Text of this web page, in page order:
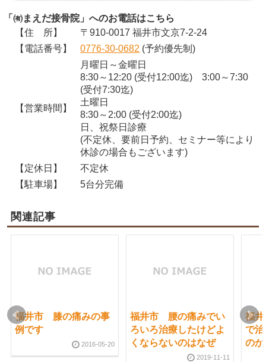
「㈲まえだ接骨院」へのお電話はこちら
【住 所】
〒910-0017 福井市文京7-2-24
【電話番号】
0776-30-0682 (予約優先制)
【営業時間】
月曜日～金曜日
8:30～12:20 (受付12:00迄) 3:00～7:30
(受付7:30迄)
土曜日
8:30～2:00 (受付2:00迄)
日、祝祭日診療
(不定休、要前日予約、セミナー等により
休診の場合もございます)
【定休日】
不定休
【駐車場】
5台分完備
関連記事
福井市 膝の痛みの事
例です
2016-05-20
福井市 腰の痛みでい
ろいろ治療したけどよ
くならないのはなぜ
2019-11-11
福
で
の